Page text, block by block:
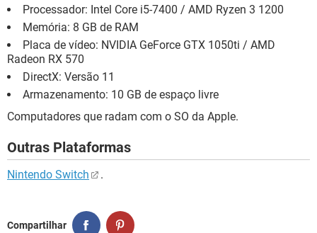
Processador: Intel Core i5-7400 / AMD Ryzen 3 1200
Memória: 8 GB de RAM
Placa de vídeo: NVIDIA GeForce GTX 1050ti / AMD
Radeon RX 570
DirectX: Versão 11
Armazenamento: 10 GB de espaço livre
Computadores que radam com o SO da Apple.
Outras Plataformas
Nintendo Switch .
Compartilhar